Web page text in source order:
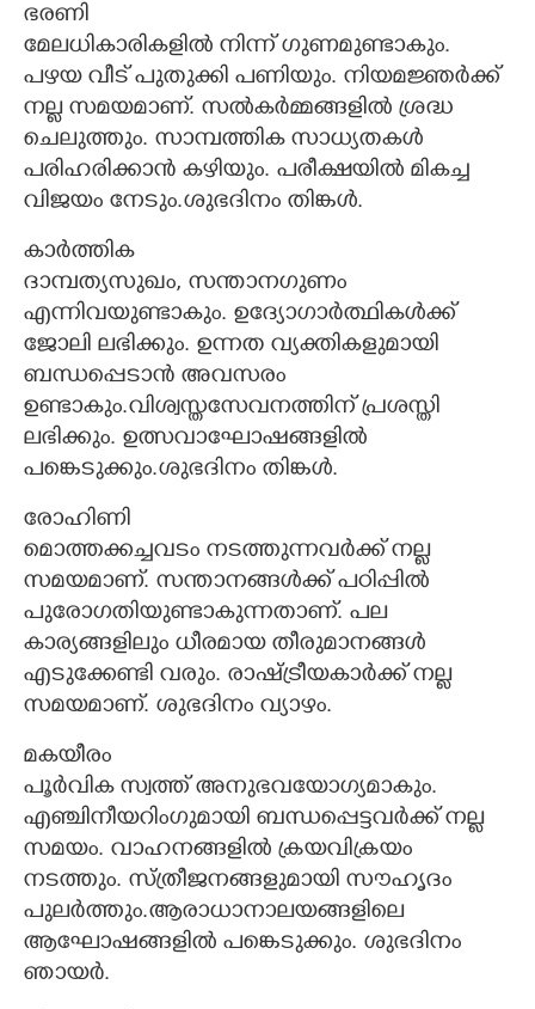
ഭരണി
മേലധികാരികളിൽ നിന്ന് ഗുണമുണ്ടാകും.
പഴയ വീട് പുതുക്കി പണിയും. നിയമജ്ഞർക്ക്
നല്ല സമയമാണ്. സൽകർമ്മങ്ങളിൽ ശ്രദ്ധ
ചെലുത്തും. സാമ്പത്തിക സാധ്യതകൾ
പരിഹരിക്കാൻ കഴിയും. പരീക്ഷയിൽ മികച്ച
വിജയം നേടും.ശുഭദിനം തിങ്കൾ.
കാർത്തിക
ദാമ്പത്യസുഖം, സന്താനഗുണം
എന്നിവയുണ്ടാകും. ഉദ്യോഗാർത്ഥികൾക്ക്
ജോലി ലഭിക്കും. ഉന്നത വ്യക്തികളുമായി
ബന്ധപ്പെടാൻ അവസരം
ഉണ്ടാകും.വിശ്വസ്തസേവനത്തിന് പ്രശസ്തി
ലഭിക്കും. ഉത്സവാഘോഷങ്ങളിൽ
പങ്കെടുക്കും.ശുഭദിനം തിങ്കൾ.
രോഹിണി
മൊത്തക്കച്ചവടം നടത്തുന്നവർക്ക് നല്ല
സമയമാണ്. സന്താനങ്ങൾക്ക് പഠിപ്പിൽ
പുരോഗതിയുണ്ടാകുന്നതാണ്. പല
കാര്യങ്ങളിലും ധീരമായ തീരുമാനങ്ങൾ
എടുക്കേണ്ടി വരും. രാഷ്ട്രീയകാർക്ക് നല്ല
സമയമാണ്. ശുഭദിനം വ്യാഴം.
മകയീരം
പൂർവിക സ്വത്ത് അനുഭവയോഗ്യമാകും.
എഞ്ചിനീയറിംഗുമായി ബന്ധപ്പെട്ടവർക്ക് നല്ല
സമയം. വാഹനങ്ങളിൽ ക്രയവിക്രയം
നടത്തും. സ്ത്രീജനങ്ങളുമായി സൗഹൃദം
പുലർത്തും.ആരാധാനാലയങ്ങളിലെ
ആഘോഷങ്ങളിൽ പങ്കെടുക്കും. ശുഭദിനം
ഞായർ.